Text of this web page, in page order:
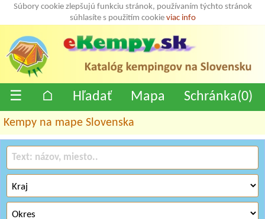
Súbory cookie zlepšujú funkciu stránok, používaním týchto stránok
súhlasíte s použitím cookie viac info
☰ ⌂ Hľadať Mapa Schránka(0)
Kempy na mape Slovenska